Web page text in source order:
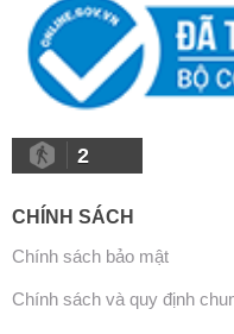
2
CHÍNH SÁCH
Chính sách bảo mật
Chính sách và quy định